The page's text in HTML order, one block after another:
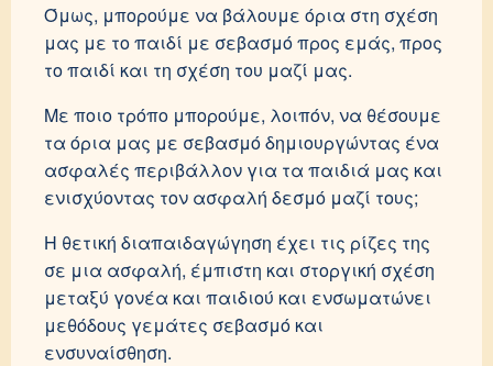
Όμως, μπορούμε να βάλουμε όρια στη σχέση
μας με το παιδί με σεβασμό προς εμάς, προς
το παιδί και τη σχέση του μαζί μας.
Με ποιο τρόπο μπορούμε, λοιπόν, να θέσουμε
τα όρια μας με σεβασμό δημιουργώντας ένα
ασφαλές περιβάλλον για τα παιδιά μας και
ενισχύοντας τον ασφαλή δεσμό μαζί τους;
Η θετική διαπαιδαγώγηση έχει τις ρίζες της
σε μια ασφαλή, έμπιστη και στοργική σχέση
μεταξύ γονέα και παιδιού και ενσωματώνει
μεθόδους γεμάτες σεβασμό και
ενσυναίσθηση.